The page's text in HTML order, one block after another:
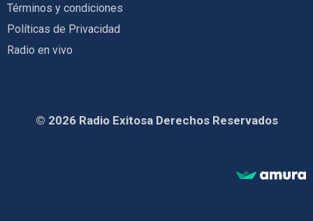
Términos y condiciones
Políticas de Privacidad
Radio en vivo
© 2026 Radio Exitosa Derechos Reservados